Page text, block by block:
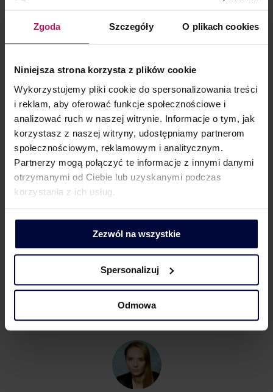
Zgoda Szczegóły O plikach cookies
Niniejsza strona korzysta z plików cookie
Wykorzystujemy pliki cookie do spersonalizowania treści
i reklam, aby oferować funkcje społecznościowe i
analizować ruch w naszej witrynie. Informacje o tym, jak
korzystasz z naszej witryny, udostępniamy partnerom
społecznościowym, reklamowym i analitycznym.
Partnerzy mogą połączyć te informacje z innymi danymi
otrzymanymi od Ciebie lub uzyskanymi podczas
korzystania z ich usług.
Zezwól na wszystkie
Spersonalizuj
Odmowa
oraz dodatkowo postawienia zarzutów z kodeksu
karnego skarbowego.
Skomplikujmy jeszcze sytuację. Spółka córka prowadzi
produkcję w specjalnej strefie ekonomicznej. Czy brak
zaniżenia dochodu strefowego? A podmioty rozliczające
dotacje unijne? Jakie jeszcze inne zagrożenia
nie są brane pod uwagę w biznesie? Temat ciekawy
i rozwojowy.
Na zakończenie należy dodać, iż powyższą problematykę
dostrzegła już Komisja Europejska, czemu wyraz dała
wytycznych w zakresie wpływu korekty dochodowości
na podatek VAT.
KONTAKT DLA MEDIÓW